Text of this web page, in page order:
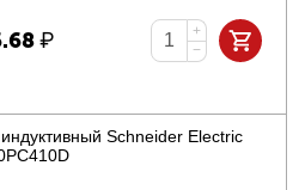
₽
+
−
Schneider Electric